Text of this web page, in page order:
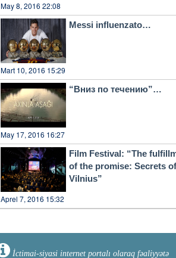
May 8, 2016 22:08
Messi influenzato…
Mart 10, 2016 15:29
“Вниз по течению”…
May 17, 2016 16:27
Film Festival: “The
of the promise: Secrets of
Vilnius”
Aprel 7, 2016 15:32
İctimai-siyasi internet portalı olaraq fəaliyyətə